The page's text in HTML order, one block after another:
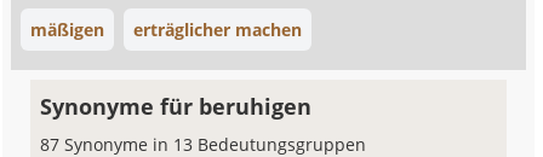
mäßigen erträglicher machen
Synonyme für beruhigen
87 Synonyme in 13 Bedeutungsgruppen